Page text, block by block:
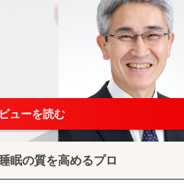
ューを読む
眠の質を高めるプロ